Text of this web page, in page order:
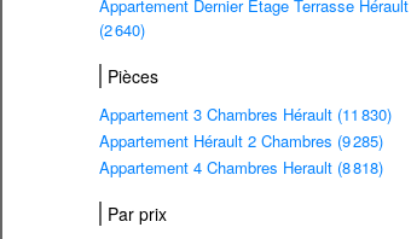
Appartement Dernier Étage Terrasse Hérault
(2 640)
Pièces
Appartement 3 Chambres Hérault (11 830)
Appartement Hérault 2 Chambres (9 285)
Appartement 4 Chambres Herault (8 818)
Par prix